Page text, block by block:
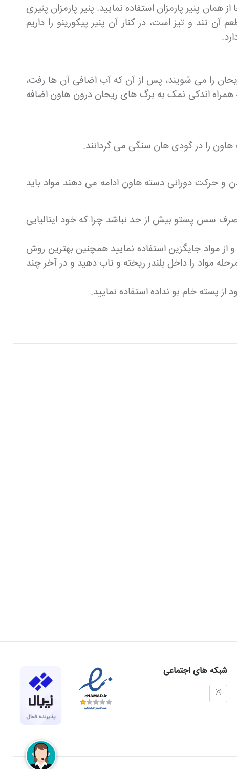
پنیر پارمزان استفاده نمایید. پنیر پارمزان پنیری
و تیز است، در کنار آن پنیر پیکورینو را داریم
از هاون های بزرگ سنگی استفاده می کنند به این صورت که 3 دسته کوچک ریحان را می شویند، پس از آن که آب اضافی آن ها رفت،
گرفته و چند قطعه کرده و به همراه اندکی نمک به برگ های ریحان درون هاون اضافه
را در گودی هان سنگی می گردانند.
را به مواد اضافه کرده و باز به ساییدن و حرکت دورانی دسته هاون ادامه می دهند مواد باید
سس پستو بیش از حد نباشد چرا که خود ایتالیایی
مواد جایگزین استفاده نمایید همچنین بهترین روش
مواد را داخل بلندر ریخته و تاب دهید و در آخر چند
پسته خام بو نداده استفاده نمایید.
شبکه های اجتماعی